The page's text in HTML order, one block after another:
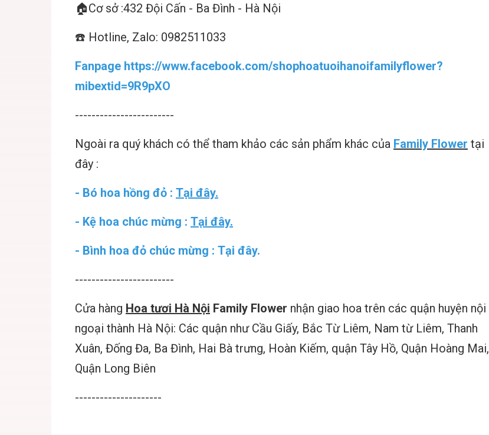
🏠Cơ sở :432 Đội Cấn - Ba Đình - Hà Nội
☎️ Hotline, Zalo: 0982511033
Fanpage https://www.facebook.com/shophoatuoihanoifamilyflower?
mibextid=9R9pXO
------------------------
Ngoài ra quý khách có thể tham khảo các sản phẩm khác của Family Flower tại
đây :
- Bó hoa hồng đỏ : Tại đây.
- Kệ hoa chúc mừng : Tại đây.
- Bình hoa đỏ chúc mừng : Tại đây.
------------------------
Cửa hàng Hoa tươi Hà Nội Family Flower nhận giao hoa trên các quận huyện nội
ngoại thành Hà Nội: Các quận như Cầu Giấy, Bắc Từ Liêm, Nam từ Liêm, Thanh
Xuân, Đống Đa, Ba Đình, Hai Bà trưng, Hoàn Kiếm, quận Tây Hồ, Quận Hoàng Mai,
Quận Long Biên
---------------------